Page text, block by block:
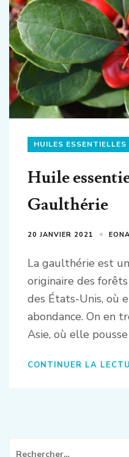
HUILES ESSENTIELLES
Huile
Gaulthérie
20 JANVIER 2021 EONA
La gaulthérie est
originaire des
des États-Unis, où
abondance. On en
Asie, où elle
CONTINUER LA
Rechercher :